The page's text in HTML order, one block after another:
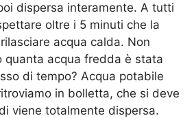
dispersa interamente. A tutti
oltre i 5 minuti che la
acqua calda. Non
quanta acqua fredda è stata
di tempo? Acqua potabile
in bolletta, che si deve
viene totalmente dispersa.